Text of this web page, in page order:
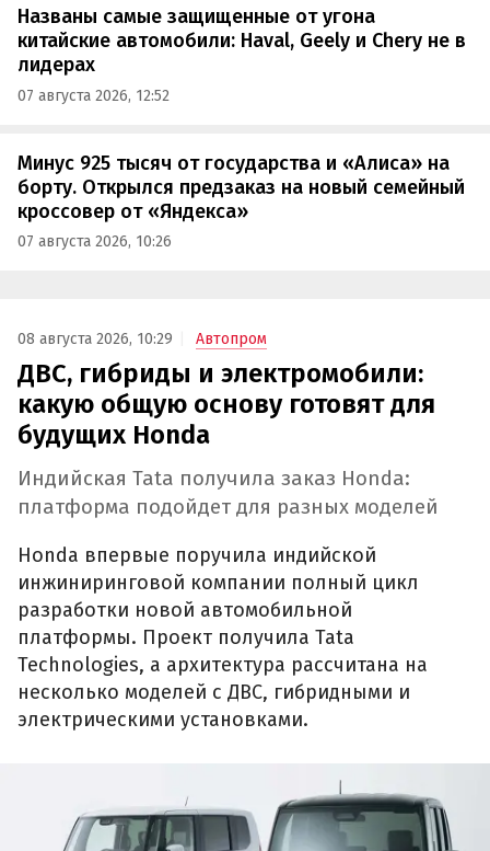
Названы самые защищенные от угона
китайские автомобили: Haval, Geely и Chery не в
лидерах
07 августа 2026, 12:52
Минус 925 тысяч от государства и «Алиса» на
борту. Открылся предзаказ на новый семейный
кроссовер от «Яндекса»
07 августа 2026, 10:26
08 августа 2026, 10:29 Автопром
ДВС, гибриды и электромобили:
какую общую основу готовят для
будущих Honda
Индийская Tata получила заказ Honda:
платформа подойдет для разных моделей
Honda впервые поручила индийской
инжиниринговой компании полный цикл
разработки новой автомобильной
платформы. Проект получила Tata
Technologies, а архитектура рассчитана на
несколько моделей с ДВС, гибридными и
электрическими установками.